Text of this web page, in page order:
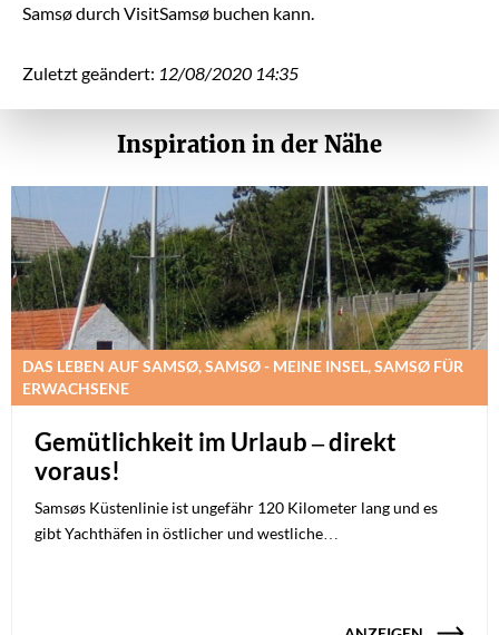
Samsø durch VisitSamsø buchen kann.
Zuletzt geändert: 12/08/2020 14:35
Inspiration in der Nähe
DAS LEBEN AUF SAMSØ, SAMSØ - MEINE INSEL, SAMSØ FÜR
ERWACHSENE
Gemütlichkeit im Urlaub – direkt
voraus!
Samsøs Küstenlinie ist ungefähr 120 Kilometer lang und es
gibt Yachthäfen in östlicher und westliche…